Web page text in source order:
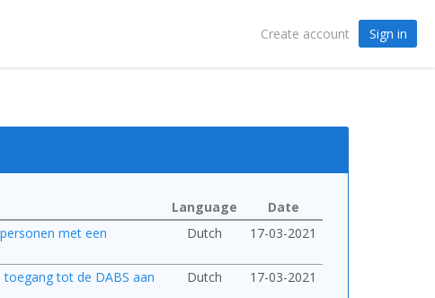
Create account Sign in
Language
Date
met een
Dutch 17-03-2021
tot de DABS aan
Dutch 17-03-2021